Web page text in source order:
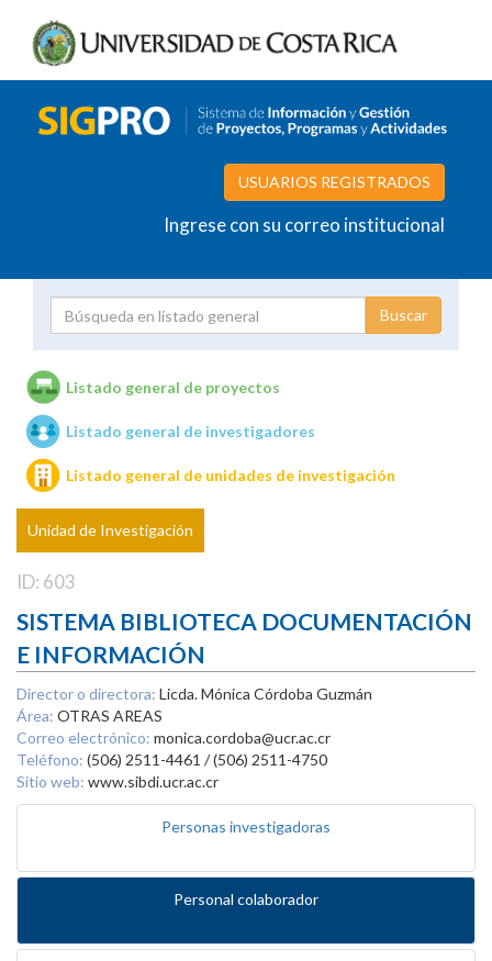
USUARIOS REGISTRADOS
Ingrese con su correo institucional
Unidades de investigación
Listado general de proyectos
Listado general de investigadores
Listado general de unidades de investigación
Unidad de Investigación
ID: 603
SISTEMA BIBLIOTECA DOCUMENTACIÓN
E INFORMACIÓN
Director o directora: Licda. Mónica Córdoba Guzmán
Área: OTRAS AREAS
Correo electrónico: monica.cordoba@ucr.ac.cr
Teléfono: (506) 2511-4461 / (506) 2511-4750
Sitio web: www.sibdi.ucr.ac.cr
Personas investigadoras
Personal colaborador